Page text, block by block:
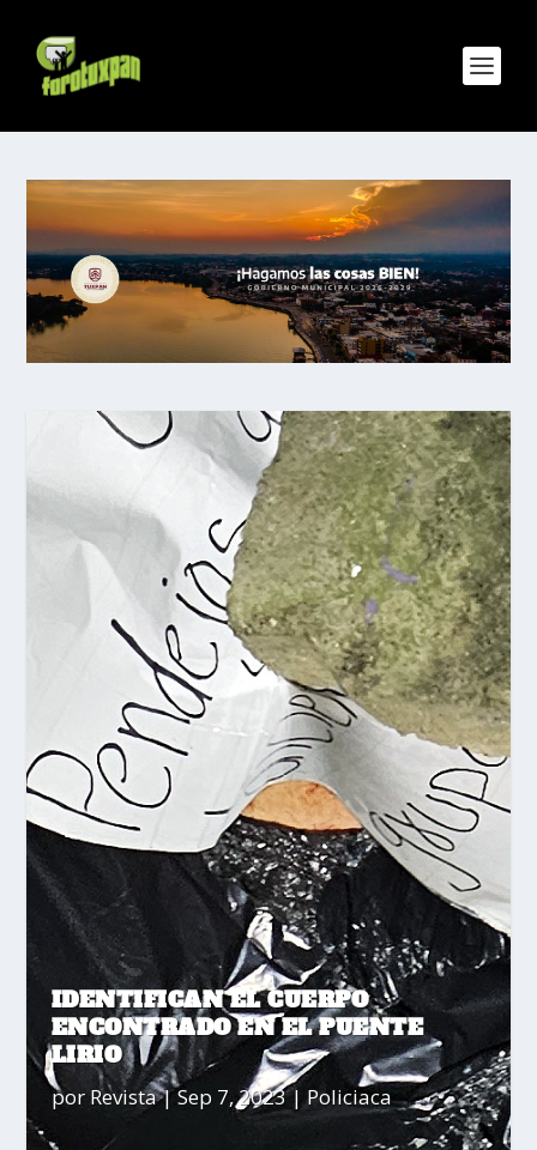
IDENTIFICAN EL CUERPO
ENCONTRADO EN EL PUENTE
LIRIO
porRevista|Sep 7, 2023| Policiaca